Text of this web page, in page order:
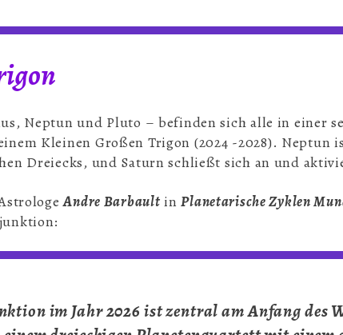
Neptun und Pluto – befinden sich alle in einer
Kleinen Großen Trigon (2024 -2028). Neptun
Dreiecks, und Saturn schließt sich an und
Andre Barbault inPlanetarische Zyklen
im Jahr 2026 ist zentral am Anfang des